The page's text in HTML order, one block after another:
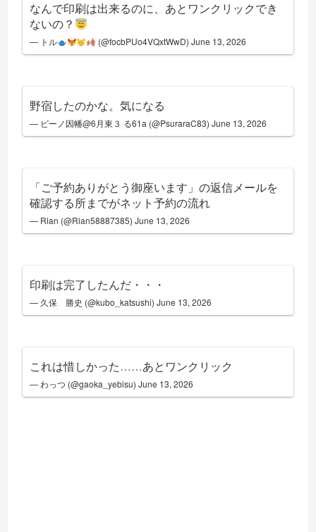
なんで印刷は出来るのに、あとワンクリックでき
ないの？
— トル (@focbPUo4VQxtWwD) June 13, 2026
野宿したのかな。気になる
— ビーノ因幡@6月東３ る61a (@PsuraraC83)June 13, 2026
「ご予約ありがとう御座います」の返信メールを
確認する所までがネット予約の流れ
— Rian (@Rian58887385)June 13, 2026
印刷は完了したんだ・・・
— 久保 勝史 (@kubo_katsushi)June 13, 2026
これは惜しかった……あとワンクリック
— わっつ (@gaoka_yebisu)June 13, 2026